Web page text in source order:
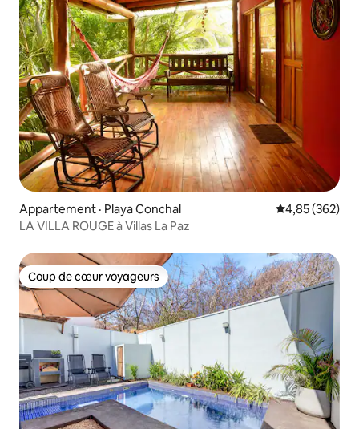
Appartement · Playa Conchal Note
4,85 (362)
LA VILLA ROUGE à Villas La Paz
Coup de cœur voyageurs
Coup de cœur voyageurs